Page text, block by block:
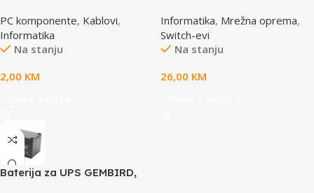
4pin 1x female to 2x male
PC komponente, Kablovi,
Informatika
Na stanju
2,00 KM
Informatika, Mrežna oprema,
Switch-evi
Na stanju
26,00 KM
Baterija za UPS GEMBIRD,